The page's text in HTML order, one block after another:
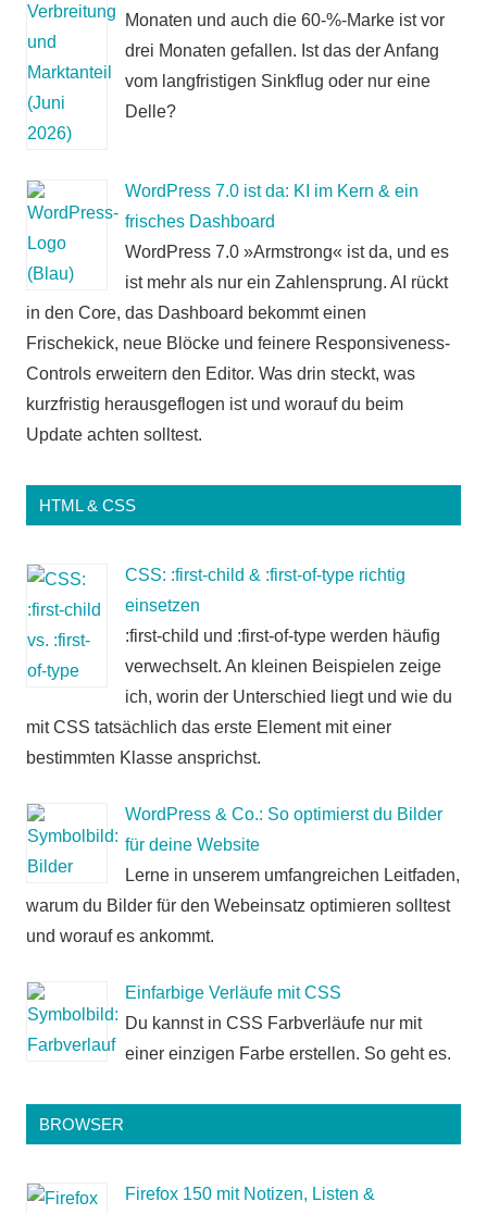
Monaten und auch die 60-%-Marke ist vor
drei Monaten gefallen. Ist das der Anfang
vom langfristigen Sinkflug oder nur eine
Delle?
WordPress 7.0 ist da: KI im Kern & ein
frisches Dashboard
WordPress 7.0 »Armstrong« ist da, und es
ist mehr als nur ein Zahlensprung. AI rückt
in den Core, das Dashboard bekommt einen
Frischekick, neue Blöcke und feinere Responsiveness-
Controls erweitern den Editor. Was drin steckt, was
kurzfristig herausgeflogen ist und worauf du beim
Update achten solltest.
HTML & CSS
CSS: :first-child & :first-of-type richtig
einsetzen
:first-child und :first-of-type werden häufig
verwechselt. An kleinen Beispielen zeige
ich, worin der Unterschied liegt und wie du
mit CSS tatsächlich das erste Element mit einer
bestimmten Klasse ansprichst.
WordPress & Co.: So optimierst du Bilder
für deine Website
Lerne in unserem umfangreichen Leitfaden,
warum du Bilder für den Webeinsatz optimieren solltest
und worauf es ankommt.
Einfarbige Verläufe mit CSS
Du kannst in CSS Farbverläufe nur mit
einer einzigen Farbe erstellen. So geht es.
BROWSER
Firefox 150 mit Notizen, Listen &